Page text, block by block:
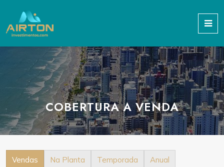
COBERTURA A VENDA
Vendas Na Planta Temporada
Anual